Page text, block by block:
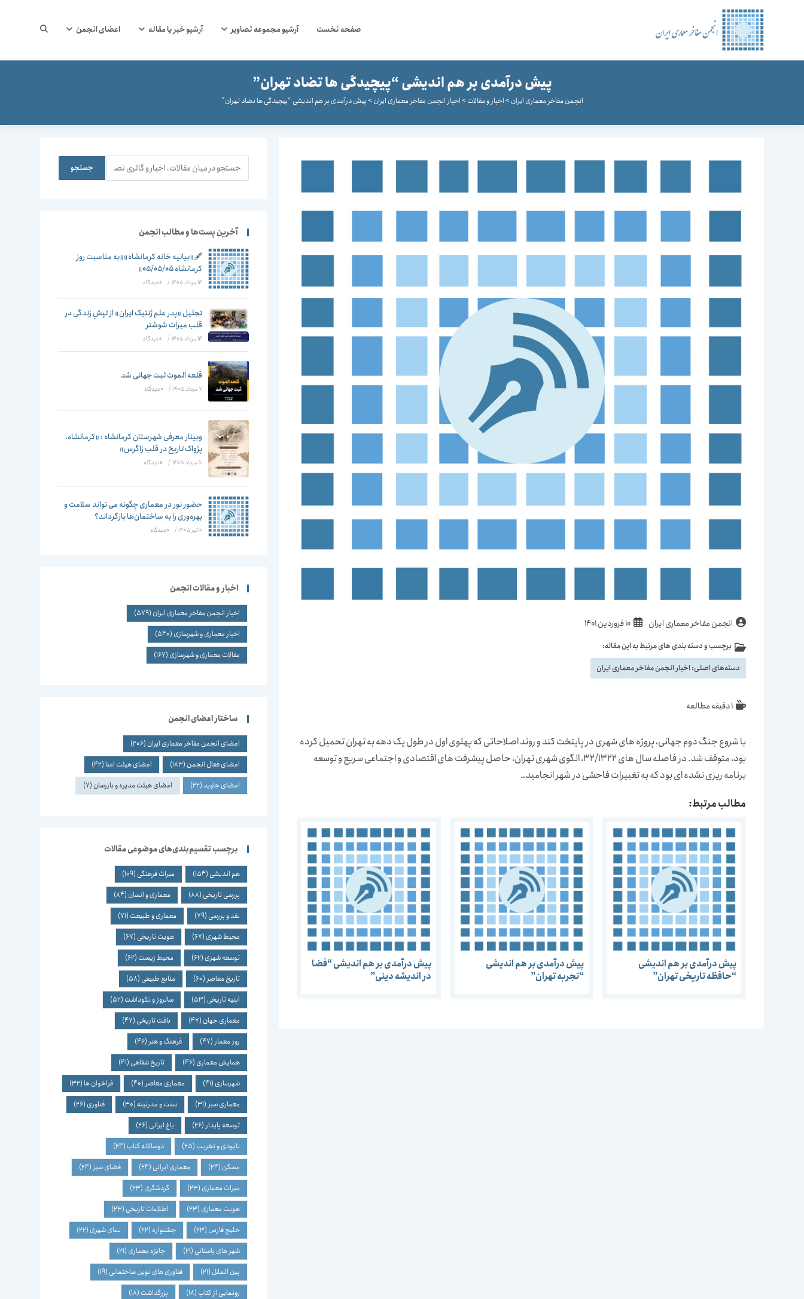
صفحه نخست آرشیو مجموعه تصاویر آرشیو خبر یا مقاله اعضای انجمن جستجوی
پیش درآمدی بر هم اندیشی “پیچیدگی ها تضاد تهران”
انجمن مفاخر معماری ایران >اخبار و مقالات >اخبار انجمن مفاخر معماری ایران >پیش درآمدی بر هم اندیشی “پیچیدگی ها تضاد تهران”
نویسندهٔانجمن مفاخر معماری ایران نوشته
شده
است:
10 فروردین 1401
دسته‌
نوشته:
برچسب و دسته بندی های مرتبط به این مقاله:
دسته‌های اصلی: اخبار انجمن مفاخر معماری ایران
زمان1 دقیقه مطالعه
با شروع جنگ دوم جهانی، پروژه های شهری در پایتخت کند و روند اصلاحاتی که پهلوی اول در طول یک دهه به تهران تحمیل کرده
بود، متوقف شد. در فاصله سال های 32/1322، الگوی شهری تهران، حاصل پیشرفت های اقتصادی و اجتماعی سریع و توسعه
برنامه ریزی نشده ای بود که به تغییرات فاحشی در شهر انجامید…
مطالب مرتبط:
پیش درآمدی بر هم اندیشی
“حافظه تاریخی تهران”
پیش درآمدی بر هم اندیشی
“تجربه تهران”
پیش درآمدی بر هم اندیشی “فضا
در اندیشه دینی”
جستجو جستجو
آخرین پست‌ها و مطالب انجمن
🖋️«بیانیه خانه کرمانشاه»«به مناسبت روز
کرمانشاه ۰۵/۰۵/۰۵»
14 مرداد 1405 / ۰ دیدگاه
تجلیل «پدر علم ژنتیک ایران» از تپشِ زندگی در
قلب میراث شوشتر
14 مرداد 1405 / ۰ دیدگاه
قلعه الموت ثبت جهانی شد
7 مرداد 1405 / ۰ دیدگاه
وبینار معرفی شهرستان کرمانشاه : «کرمانشاه،
پژواک تاریخ در قلب زاگرس»
5 مرداد 1405 / ۰ دیدگاه
حضور نور در معماری چگونه می تواند سلامت و
بهره‌وری را به ساختمان‌ها بازگرداند؟
10 تیر 1405 / ۰ دیدگاه
اخبار و مقالات انجمن
اخبار انجمن مفاخر معماری ایران (579)
اخبار معماری و شهرسازی (540)
مقالات معماری و شهرسازی (167)
ساختار اعضای انجمن
اعضای انجمن مفاخر معماری ایران (206)
اعضای فعال انجمن (183) اعضای هیئت امنا(42)
اعضای جاوید(22) اعضای هیئت مدیره و بازرسان (7)
برچسب تقسیم‌بندی‌های موضوعی مقالات
هم اندیشی (154) میراث فرهنگی (109)
بررسی تاریخی (88) معماری و انسان (84)
نقد و بررسی (79) معماری و طبیعت (71)
محیط شهری (67) هویت تاریخی (67)
توسعه شهری (62) محیط زیست (62)
تاریخ معاصر (60) منابع طبیعی (58)
ابنیه تاریخی (53) سالروز و نکوداشت (52)
معماری جهان (47) بافت تاریخی (47)
روز معمار (47) فرهنگ و هنر (46)
همایش معماری (46) تاریخ شفاهی (41)
شهرسازی (41) معماری معاصر (40) فراخوان ها(32)
معماری سبز (31) سنت و مدرنیته (30) فناوری (26)
توسعه پایدار (26) باغ ایرانی (26)
نابودی و تخریب (25) دوسالانه کتاب (24)
مسکن (24) معماری ایرانی (24) فضای سبز (24)
میراث معماری (23) گردشگری (23)
هویت معماری (23) اطلاعات تاریخی (23)
خلیج فارس (23) جشنواره (22) نمای شهری (22)
شهر های باستانی (21) جایزه معماری (21)
بین الملل (21) فناوری های نوین ساختمانی (19)
رونمایی از کتاب (18) بزرگداشت (18)